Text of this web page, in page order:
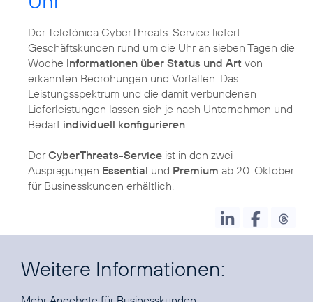
Der Telefónica CyberThreats-Service liefert
Geschäftskunden rund um die Uhr an sieben Tagen die
Woche Informationen über Status und Art von
erkannten Bedrohungen und Vorfällen. Das
Leistungsspektrum und die damit verbundenen
Lieferleistungen lassen sich je nach Unternehmen und
Bedarf individuell konfigurieren.
DerCyberThreats-Service ist in den zwei
Ausprägungen Essential und Premium ab 20. Oktober
für Businesskunden erhältlich.
Weitere Informationen: